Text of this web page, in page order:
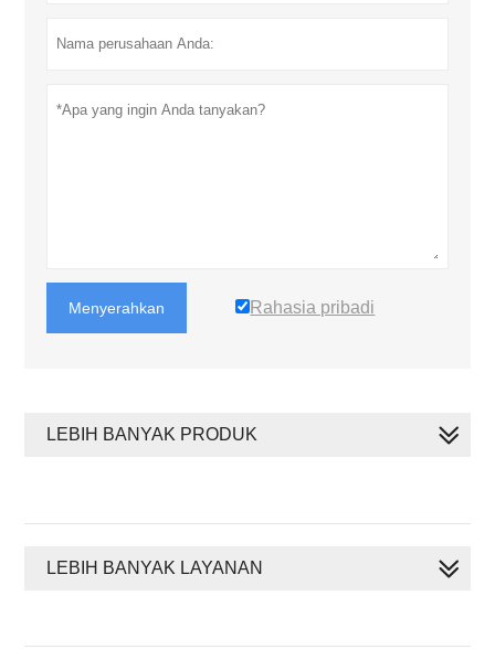
Menyerahkan Rahasia pribadi
LEBIH BANYAK PRODUK
LEBIH BANYAK LAYANAN